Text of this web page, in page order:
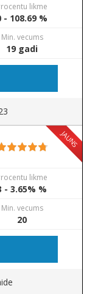
likme
- 108.69 %
Min. vecums
19 gadi
JAUNS
likme
- 3.65% %
Min. vecums
20